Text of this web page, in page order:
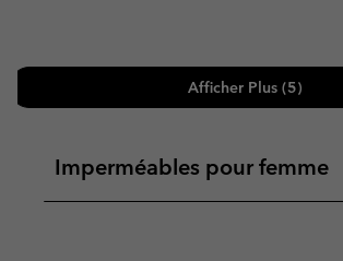
Afficher Plus (5)
Imperméables pour femme